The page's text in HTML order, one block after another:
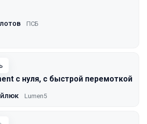
ПСБ
с нуля, c быстрой перемоткой
Lumen5